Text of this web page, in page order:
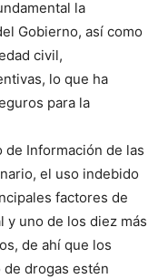
la
Gobierno, así como
civil,
lo que ha
para la
Información de las
el uso indebido
factores de
y uno de los diez más
de ahí que los
drogas estén